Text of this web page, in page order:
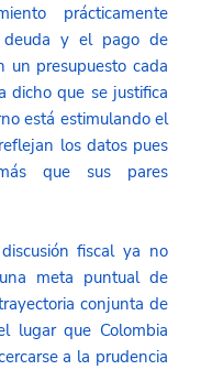
prácticamente
deuda y el pago de
un presupuesto cada
dicho que se justifica
está estimulando el
los datos pues
que sus pares
fiscal ya no
meta puntual de
conjunta de
lugar que Colombia
a la prudencia